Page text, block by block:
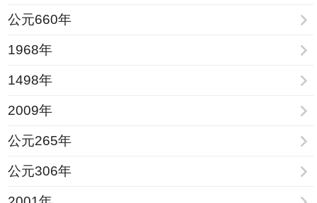
公元660年
1968年
1498年
2009年
公元265年
公元306年